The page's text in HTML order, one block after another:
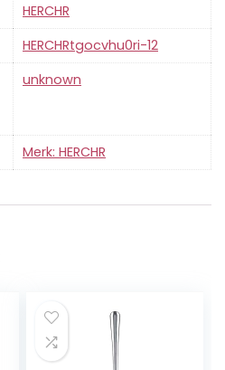
‎HERCHR
‎HERCHRtgocvhu0ri-12
‎unknown
Merk: HERCHR